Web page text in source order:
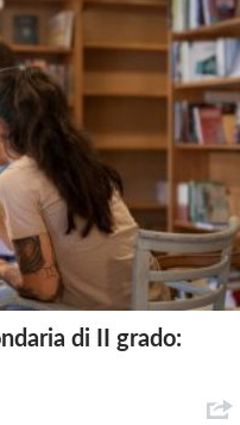
di II grado: